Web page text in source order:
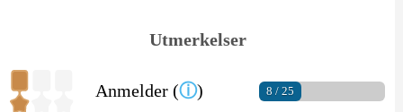
Utmerkelser
Anmelder (ⓘ) 8 / 25